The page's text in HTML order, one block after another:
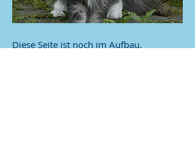
Diese Seite ist noch im Aufbau.